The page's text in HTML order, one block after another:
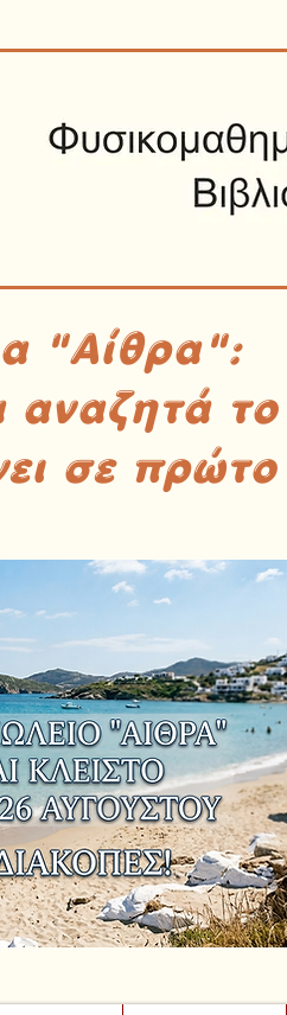
"Αίθρα":
αναζητά
σε